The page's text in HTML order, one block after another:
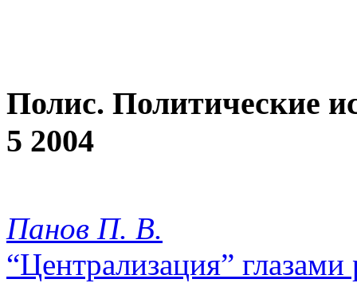
Полис. Политические
5 2004
Панов П. В.
“Централизация”